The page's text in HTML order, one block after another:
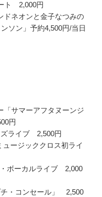
ト 2,000円
ネオンと金子なつみの
ソン」予約4,500円/当日
サマーアフタヌーンジ
円
ライブ 2,500円
ージッククロス初ライ
ボーカルライブ 2,000
・コンセール」 2,500